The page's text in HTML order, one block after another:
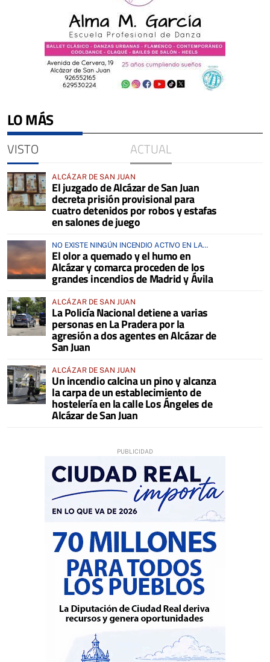
LO MÁS
VISTO ACTUAL
ALCÁZAR DE SAN JUAN
El juzgado de Alcázar de San Juan
decreta prisión provisional para
cuatro detenidos por robos y estafas
en salones de juego
NO EXISTE NINGÚN INCENDIO ACTIVO EN LA
COMARCA
El olor a quemado y el humo en
Alcázar y comarca proceden de los
grandes incendios de Madrid y Ávila
ALCÁZAR DE SAN JUAN
La Policía Nacional detiene a varias
personas en La Pradera por la
agresión a dos agentes en Alcázar de
San Juan
ALCÁZAR DE SAN JUAN
Un incendio calcina un pino y alcanza
la carpa de un establecimiento de
hostelería en la calle Los Ángeles de
Alcázar de San Juan